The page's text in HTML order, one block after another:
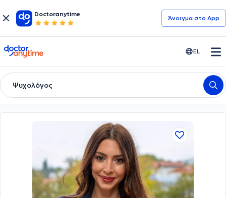
Doctoranytime
Άνοιγμα στο App
doctoranytime EL
Ψυχολόγος